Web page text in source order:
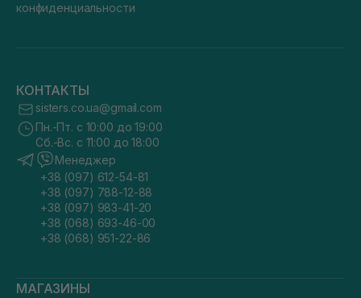
конфиденциальности
КОНТАКТЫ
sisters.co.ua@gmail.com
Пн.-Пт. с 10:00 до 19:00
Сб.-Вс. с 11:00 до 18:00
Менеджер
+38 (097) 612-54-81
+38 (097) 788-12-88
+38 (097) 983-41-20
+38 (068) 693-46-00
+38 (068) 951-22-86
МАГАЗИНЫ